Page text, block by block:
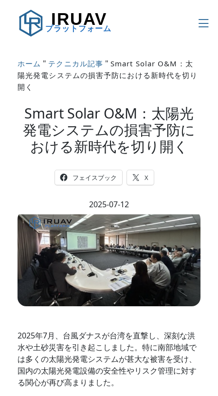
IRUAV
プラットフォーム
ホーム " テクニカル記事 "Smart Solar O&M：太
陽光発電システムの損害予防における新時代を切り
開く
Smart Solar O&M：太陽光
発電システムの損害予防に
おける新時代を切り開く
フェイスブック X
2025-07-12
2025年7月、台風ダナスが台湾を直撃し、深刻な洪
水や土砂災害を引き起こしました。特に南部地域で
は多くの太陽光発電システムが甚大な被害を受け、
国内の太陽光発電設備の安全性やリスク管理に対す
る関心が再び高まりました。